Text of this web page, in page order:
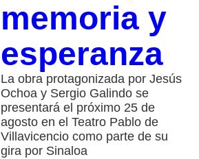
memoria y
esperanza
La obra protagonizada por Jesús
Ochoa y Sergio Galindo se
presentará el próximo 25 de
agosto en el Teatro Pablo de
Villavicencio como parte de su
gira por Sinaloa